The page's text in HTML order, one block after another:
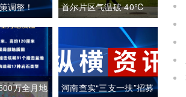
调整！
首尔片区气温破 40℃
韩国全域重度高温致多
人中暑遇难
万全月地
河南查实“三支一扶”招募